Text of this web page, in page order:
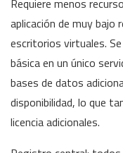
aplicación de muy bajo
escritorios virtuales.
básica en un único
bases de datos
disponibilidad, lo que
licencia adicionales.